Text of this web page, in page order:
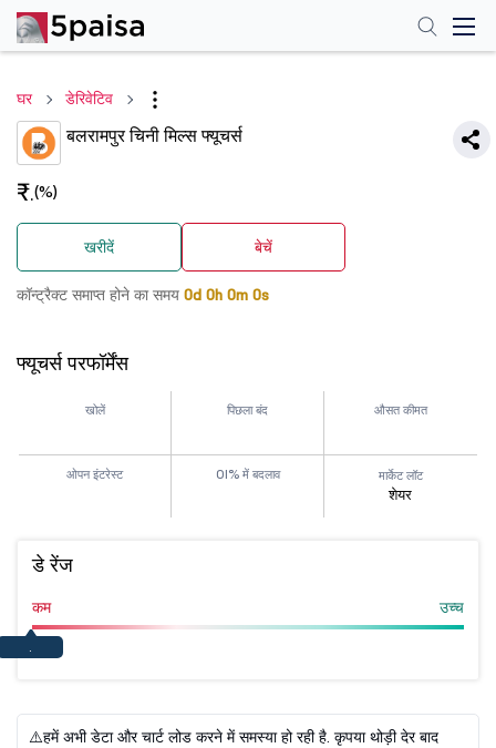
घर डेरिवेटिव
बलरामपुर चिनी मिल्स फ्यूचर्स
₹.(%)
खरीदें बेचें
कॉन्ट्रैक्ट समाप्त होने का समय 0d 0h 0m 0s
फ्यूचर्स परफॉर्मेंस
खोलें पिछला बंद औसत कीमत
ओपन इंटरेस्ट OI% में बदलाव मार्केट लॉट
शेयर
डे रेंज
कम
.
उच्च
⚠️हमें अभी डेटा और चार्ट लोड करने में समस्या हो रही है. कृपया थोड़ी देर बाद